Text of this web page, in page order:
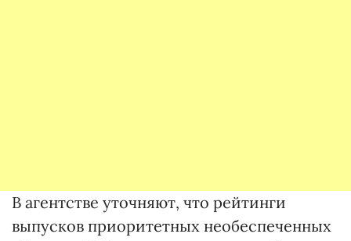
В агентстве уточняют, что рейтинги
выпусков приоритетных необеспеченных